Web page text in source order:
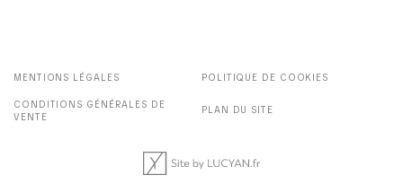
MENTIONS LÉGALES POLITIQUE DE COOKIES
CONDITIONS GÉNÉRALES DE
VENTE
PLAN DU SITE